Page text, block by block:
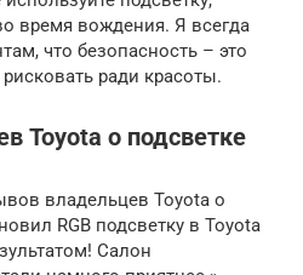
время вождения. Я всегда
что безопасность – это
ради красоты.
Toyota о подсветке
владельцев Toyota о
RGB подсветку в Toyota
Салон